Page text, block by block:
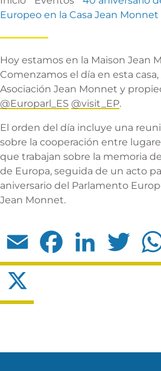
Europeo en la Casa Jean Monnet
Hoy estamos en la Maison Jean
Comenzamos el día en esta casa,
Asociación Jean Monnet y
@Europarl_ES @visit_EP.
El orden del día incluye una
sobre la cooperación entre
que trabajan sobre la memoria
de Europa, seguida de un acto
aniversario del Parlamento
Jean Monnet.
Email Facebook LinkedIn Twitter